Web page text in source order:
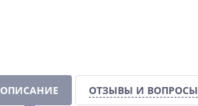
ОПИСАНИЕ ОТЗЫВЫ И ВОПРОСЫ